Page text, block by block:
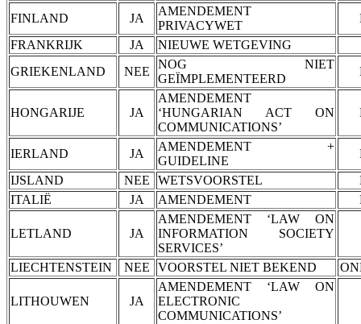
FINLAND JA
AMENDEMENT
PRIVACYWET
FRANKRIJK
JA
NIEUWE WETGEVING
GRIEKENLAND
NEE
NOG NIET
GEÏMPLEMENTEERD
HONGARIJE JA
AMENDEMENT
‘HUNGARIAN ACT ON
COMMUNICATIONS’
IERLAND JA
AMENDEMENT +
GUIDELINE
IJSLAND
NEE WETSVOORSTEL
ITALIË
JA AMENDEMENT
LETLAND JA
AMENDEMENT ‘LAW ON
INFORMATION SOCIETY
SERVICES’
LIECHTENSTEIN
NEE VOORSTEL NIET BEKEND
LITHOUWEN JA
AMENDEMENT ‘LAW ON
ELECTRONIC
COMMUNICATIONS’